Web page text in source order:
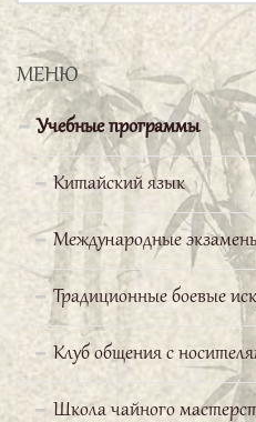
МЕНЮ
Учебные программы
Китайский язык
Международные
Традиционные боевые
Клуб общения с
Школа чайного
и
прекрасно владеющего
объясняет материал
изучение даже такого
китайский,